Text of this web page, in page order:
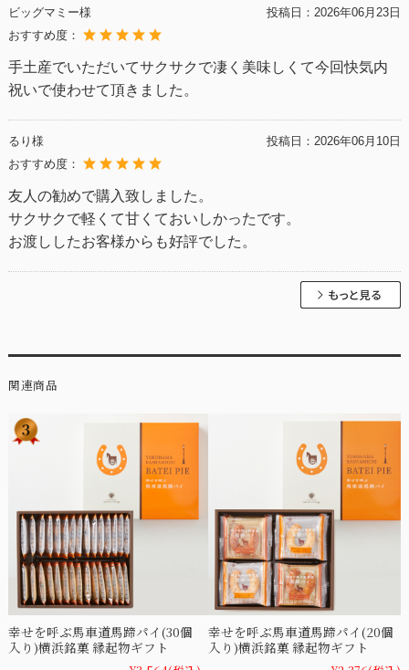
ビッグマミー様 投稿日： 2026年06月23日
おすすめ度：
手土産でいただいてサクサクで凄く美味しくて今回快気内
祝いで使わせて頂きました。
るり様 投稿日： 2026年06月10日
おすすめ度：
友人の勧めで購入致しました。
サクサクで軽くて甘くておいしかったです。
お渡ししたお客様からも好評でした。
関連商品
幸せを呼ぶ馬車道馬蹄パイ(30個
入り)横浜銘菓 縁起物ギフト
幸せを呼ぶ馬車道馬蹄パイ(20個
入り)横浜銘菓 縁起物ギフト